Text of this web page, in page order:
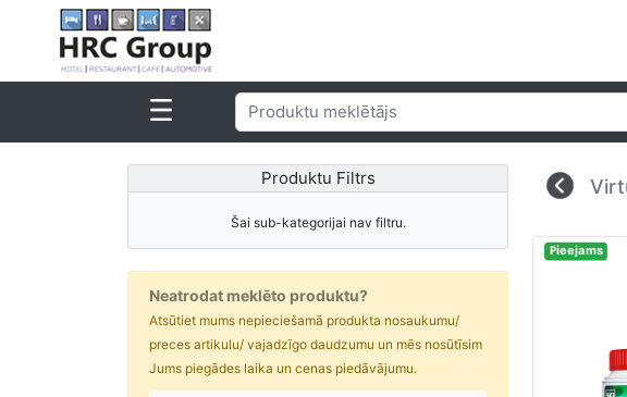
Produktu Filtrs
Šai sub-kategorijai nav filtru.
Neatrodat meklēto produktu?
Atsūtiet mums nepieciešamā produkta nosaukumu/
preces artikulu/ vajadzīgo daudzumu un mēs nosūtīsim
Jums piegādes laika un cenas piedāvājumu.
Pieejams